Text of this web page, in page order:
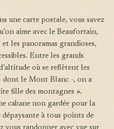
aime avec le Beaufortain,
et les panoramas grandioses,
Entre les grands
où se reflètent les
dont le Mont Blanc -, on a
fille des montagnes ».
cabane non gardée pour la
à tous points de